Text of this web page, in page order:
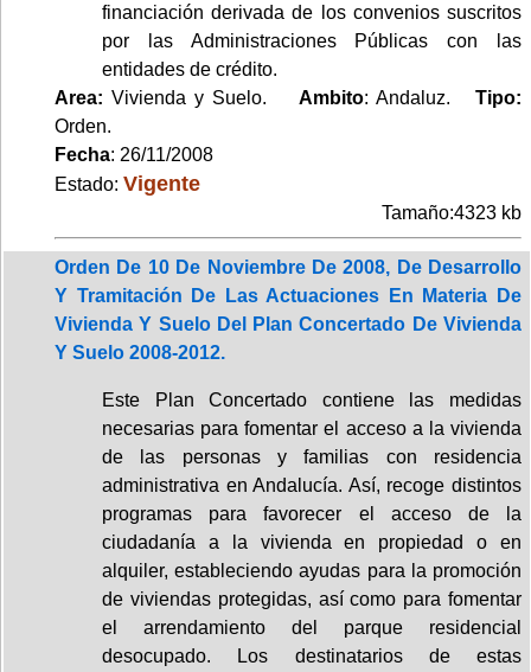
financiación derivada de los convenios suscritos
por las Administraciones Públicas con las
entidades de crédito.
Area: Vivienda y Suelo.Ambito: Andaluz.Tipo:
Orden.
Fecha: 26/11/2008
Estado: Vigente
Tamaño:4323 kb
Orden De 10 De Noviembre De 2008, De Desarrollo
Y Tramitación De Las Actuaciones En Materia De
Vivienda Y Suelo Del Plan Concertado De Vivienda
Y Suelo 2008-2012.
Este Plan Concertado contiene las medidas
necesarias para fomentar el acceso a la vivienda
de las personas y familias con residencia
administrativa en Andalucía. Así, recoge distintos
programas para favorecer el acceso de la
ciudadanía a la vivienda en propiedad o en
alquiler, estableciendo ayudas para la promoción
de viviendas protegidas, así como para fomentar
el arrendamiento del parque residencial
desocupado. Los destinatarios de estas